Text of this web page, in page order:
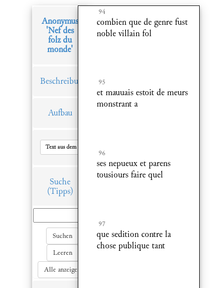
Anonymus
'Nef des
folz du
monde'
Beschreibung
Aufbau
Text aus dem Hauptfenster in Zwischenablage kopieren
Suche
(Tipps)
Suchen
Leeren
Alle anzeigen
94
combien que de genre fust
noble villain fol
95
et mauuais estoit de meurs
monstrant a
96
ses nepueux et parens
tousiours faire quel
97
que sedition contre la
chose publique tant